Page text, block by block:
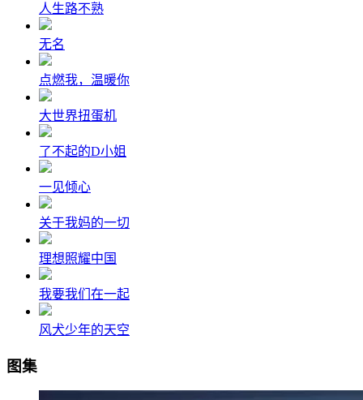
人生路不熟
无名
点燃我，温暖你
大世界扭蛋机
了不起的D小姐
一见倾心
关于我妈的一切
理想照耀中国
我要我们在一起
风犬少年的天空
图集